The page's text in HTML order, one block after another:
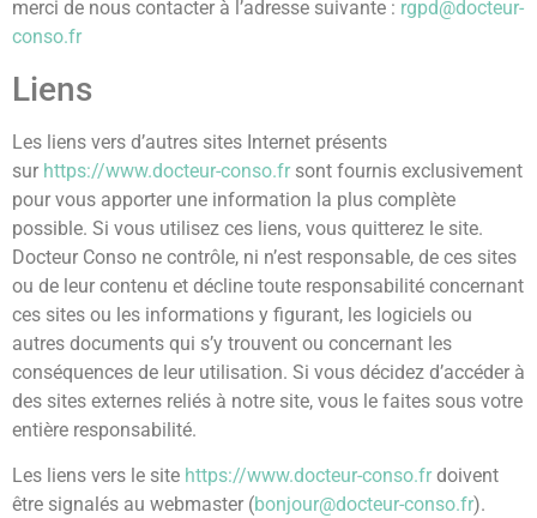
merci de nous contacter à l’adresse suivante : rgpd@docteur-
conso.fr
Liens
Les liens vers d’autres sites Internet présents
sur https://www.docteur-conso.fr sont fournis exclusivement
pour vous apporter une information la plus complète
possible. Si vous utilisez ces liens, vous quitterez le site.
Docteur Conso ne contrôle, ni n’est responsable, de ces sites
ou de leur contenu et décline toute responsabilité concernant
ces sites ou les informations y figurant, les logiciels ou
autres documents qui s’y trouvent ou concernant les
conséquences de leur utilisation. Si vous décidez d’accéder à
des sites externes reliés à notre site, vous le faites sous votre
entière responsabilité.
Les liens vers le site https://www.docteur-conso.fr doivent
être signalés au webmaster (bonjour@docteur-conso.fr).